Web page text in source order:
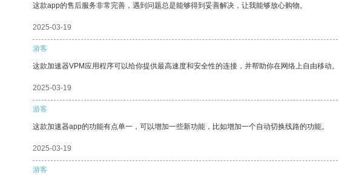
这款app的售后服务非常完善，遇到问题总是能够得到妥善解决，让我能够放心购物。
2025-03-19
游客
这款加速器VPM应用程序可以给你提供最高速度和安全性的连接，并帮助你在网络上自由移动。
2025-03-19
游客
这款加速器app的功能有点单一，可以增加一些新功能，比如增加一个自动切换线路的功能。
2025-03-19
游客